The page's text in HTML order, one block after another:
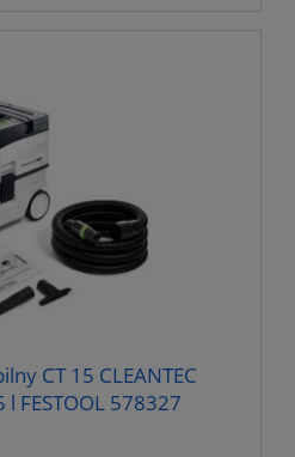
CT 15 CLEANTEC
FESTOOL 578327